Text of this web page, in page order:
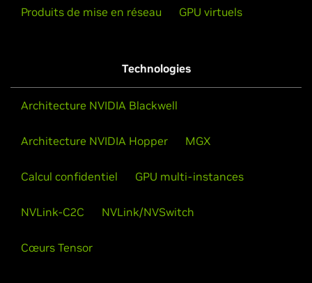
Produits de mise en réseau GPU virtuels
Technologies
Architecture NVIDIA Blackwell
Architecture NVIDIA Hopper MGX
Calcul confidentiel GPU multi-instances
NVLink-C2C NVLink/NVSwitch
Cœurs Tensor